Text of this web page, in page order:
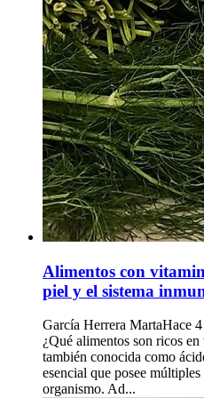
Alimentos con
piel y el sistema
García Herrera MartaHace
¿Qué alimentos son ricos
también conocida como
esencial que posee
organismo. Ad...